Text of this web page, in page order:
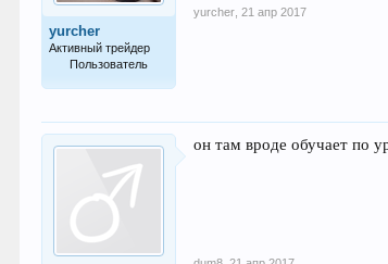
yurcher
Активный трейдер
Пользователь
yurcher 21 апр 2017
он там вроде обучает по